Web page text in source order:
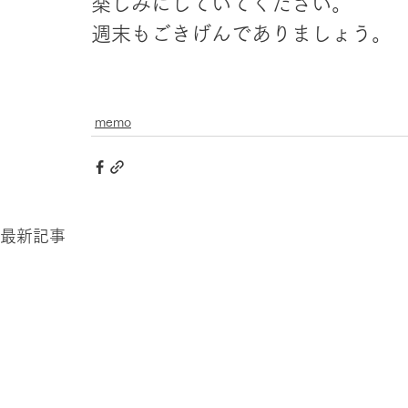
週末もごきげんでありましょう。
memo
最新記事